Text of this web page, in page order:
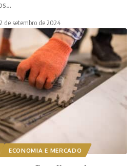
de setembro de 2024
ECONOMIA E MERCADO